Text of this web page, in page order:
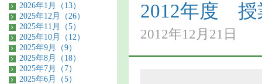
2012年度 授
2012年12月21日
2026年1月（13）
2025年12月（26）
2025年11月（5）
2025年10月（12）
2025年9月（9）
2025年8月（18）
2025年7月（7）
2025年6月（5）